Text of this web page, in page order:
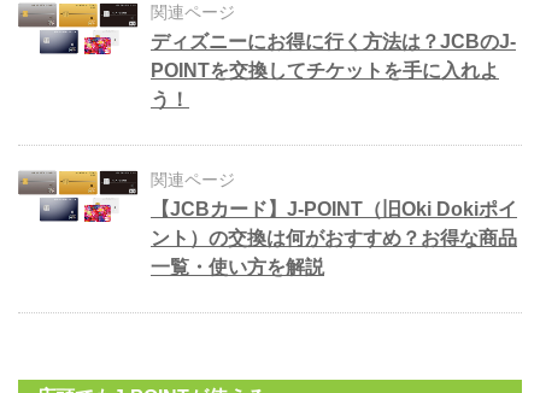
関連ページ
ディズニーにお得に行く方法は？JCBのJ-
POINTを交換してチケットを手に入れよ
う！
関連ページ
【JCBカード】J-POINT（旧Oki Dokiポイ
ント）の交換は何がおすすめ？お得な商品
一覧・使い方を解説